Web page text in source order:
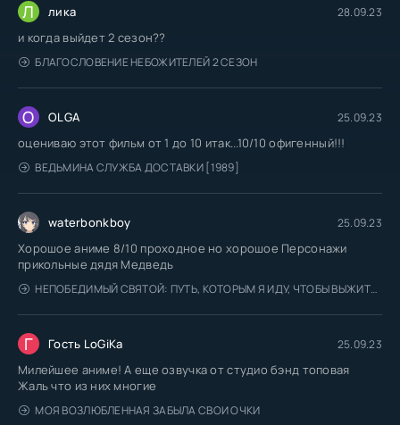
Л лика 28.09.23
и когда выйдет 2 сезон??
БЛАГОСЛОВЕНИЕ НЕБОЖИТЕЛЕЙ 2 СЕЗОН
O OLGA 25.09.23
оцениваю этот фильм от 1 до 10 итак...10/10 офигенный!!!
ВЕДЬМИНА СЛУЖБА ДОСТАВКИ [1989]
waterbonkboy 25.09.23
Хорошое аниме 8/10 проходное но хорошое Персонажи
прикольные дядя Медведь
НЕПОБЕДИМЫЙ СВЯТОЙ: ПУТЬ, КОТОРЫМ Я ИДУ, ЧТОБЫ ВЫЖИТЬ В ДРУГОМ МИРЕ
Г Гость LoGiKa 25.09.23
Милейшее аниме! А еще озвучка от студио бэнд топовая
Жаль что из них многие
МОЯ ВОЗЛЮБЛЕННАЯ ЗАБЫЛА СВОИ ОЧКИ